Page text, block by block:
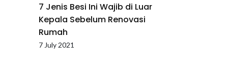
7 Jenis Besi Ini Wajib di Luar
Kepala Sebelum Renovasi
Rumah
7 July 2021